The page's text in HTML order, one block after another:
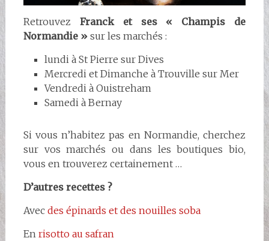
Retrouvez Franck et ses « Champis de
Normandie »sur les marchés :
lundi à St Pierre sur Dives
Mercredi et Dimanche à Trouville sur Mer
Vendredi à Ouistreham
Samedi à Bernay
Si vous n’habitez pas en Normandie, cherchez
sur vos marchés ou dans les boutiques bio,
vous en trouverez certainement …
D’autres recettes ?
Avec des épinards et des nouilles soba
En risotto au safran